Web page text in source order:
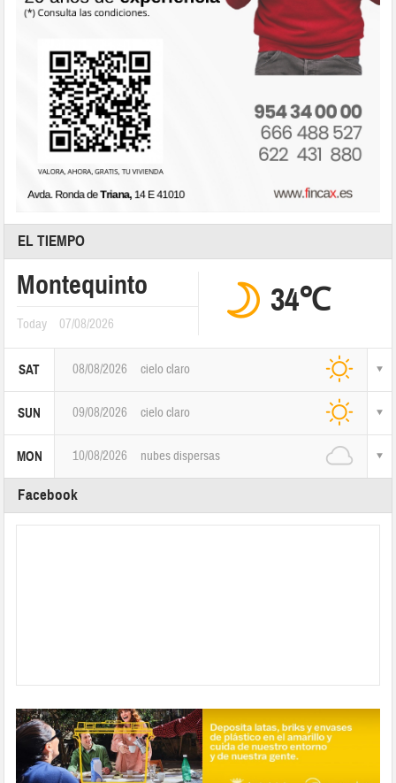
EL TIEMPO
Montequinto
Today 07/08/2026
34℃
SAT 08/08/2026 cielo claro
SUN 09/08/2026 cielo claro
MON 10/08/2026 nubes dispersas
Facebook